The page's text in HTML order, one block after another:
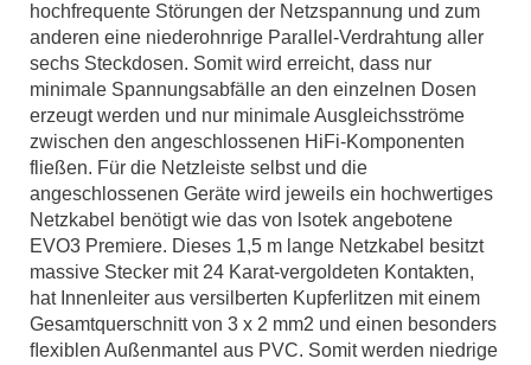
hochfrequente Störungen der Netzspannung und zum
anderen eine niederohnrige ParalIel-Verdrahtung aller
sechs Steckdosen. Somit wird erreicht, dass nur
minimale Spannungsabfälle an den einzelnen Dosen
erzeugt werden und nur minimale Ausgleichsströme
zwischen den angeschlossenen HiFi-Komponenten
fließen. Für die Netzleiste selbst und die
angeschlossenen Geräte wird jeweils ein hochwertiges
Netzkabel benötigt wie das von lsotek angebotene
EVO3 Premiere. Dieses 1,5 m lange Netzkabel besitzt
massive Stecker mit 24 Karat-vergoldeten Kontakten,
hat Innenleiter aus versilberten Kupferlitzen mit einem
Gesamtquerschnitt von 3 x 2 mm2 und einen besonders
ﬂexiblen Außenmantel aus PVC. Somit werden niedrige